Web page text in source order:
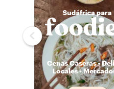
Sudáfrica para
Cenas Caseras •
Locales •